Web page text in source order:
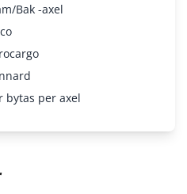
Bak -axel
bytas per axel